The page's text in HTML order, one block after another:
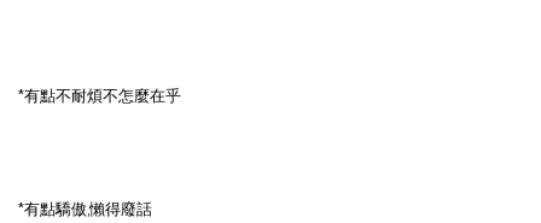
*有點不耐煩不怎麼在乎
*有點驕傲,懶得廢話